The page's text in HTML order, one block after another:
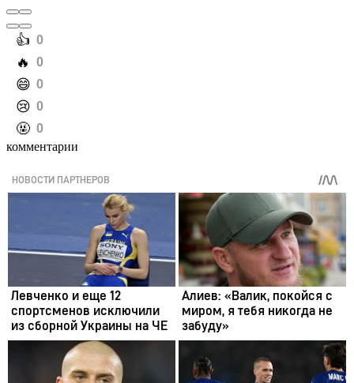
️👍 0
️🔥 0
️😄 0
️😢 0
️🤬 0
комментарии